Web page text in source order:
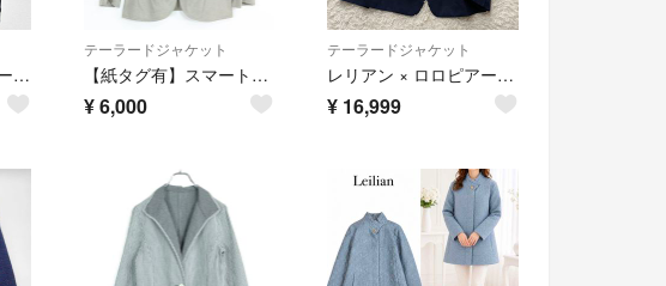
● Leilian レリアン ウール ソフトジャケット 日本製 スタイリッシュ
テーラードジャケット
【紙タグ有】スマートピンク★シャーリング使い♪長袖ジャケット サイズ42 緑がかったグレー系 無地 z21044
¥6,000
テーラードジャケット
レリアン × ロロピアーナ Leilian Loro Piana 日本製 伊製生地 ウールシルク テーラードジャケット 9号 高級
¥ 16,999